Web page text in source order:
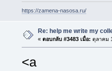
https://zamena-nasosa.ru/
Re: help me write my
« ตอบกลับ #3483 เมื่อ: ตุลาคม
<a